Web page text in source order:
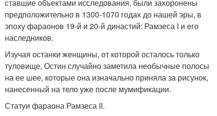
ставшие объектами исследования, были захоронены
предположительно в 1300-1070 годах до нашей эры, в
эпоху фараонов 19-й и 20-й династий: Рамзеса I и его
наследников.
Изучая останки женщины, от которой осталось только
туловище, Остин случайно заметила необычные полосы
на ее шее, которые она изначально приняла за рисунок,
нанесенный на тело уже после мумификации.
Статуи фараона Рамзеса II.